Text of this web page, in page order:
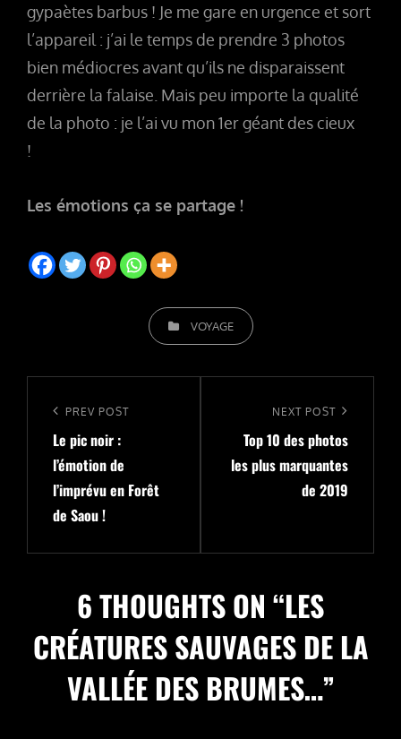
gypaètes barbus ! Je me gare en urgence et sort
l’appareil : j’ai le temps de prendre 3 photos
bien médiocres avant qu’ils ne disparaissent
derrière la falaise. Mais peu importe la qualité
de la photo : je l’ai vu mon 1er géant des cieux
!
Les émotions ça se partage !
CATEGORIES
VOYAGE
Navigation
l’article
Previous
Post
PREV POST
Le pic noir :
l’émotion de
l’imprévu en Forêt
de Saou !
Post
NEXT POST
Top 10 des photos
les plus marquantes
de 2019
6 THOUGHTS ON “LES
CRÉATURES SAUVAGES DE LA
VALLÉE DES BRUMES…”